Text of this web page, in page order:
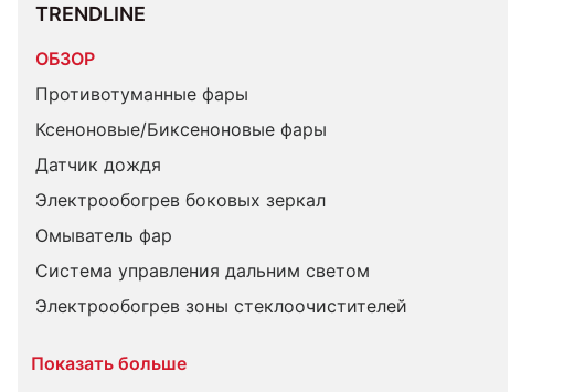
TRENDLINE
ОБЗОР
Противотуманные фары
Ксеноновые/Биксеноновые фары
Датчик дождя
Электрообогрев боковых зеркал
Омыватель фар
Система управления дальним светом
Электрообогрев зоны стеклоочистителей
Показать больше